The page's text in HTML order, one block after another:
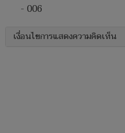
- 006
เงื่อนไขการแสดงความคิดเห็น